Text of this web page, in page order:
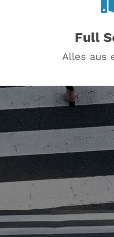
Full
Alles aus